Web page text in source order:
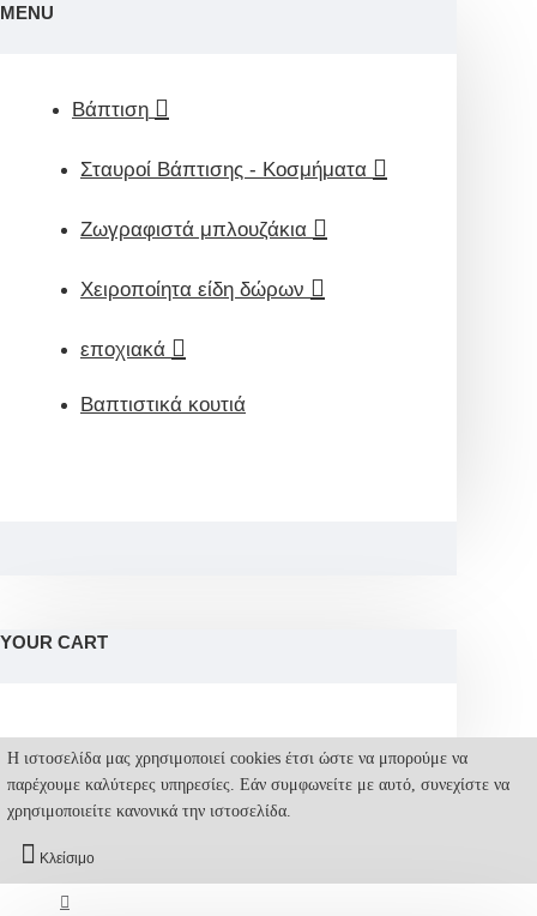
MENU
Βάπτιση
Σταυροί Βάπτισης - Κοσμήματα
Ζωγραφιστά μπλουζάκια
Χειροποίητα είδη δώρων
εποχιακά
Βαπτιστικά κουτιά
YOUR CART
Η ιστοσελίδα μας χρησιμοποιεί cookies έτσι ώστε να μπορούμε να
παρέχουμε καλύτερες υπηρεσίες. Εάν συμφωνείτε με αυτό, συνεχίστε να
χρησιμοποιείτε κανονικά την ιστοσελίδα.
Κλείσιμο